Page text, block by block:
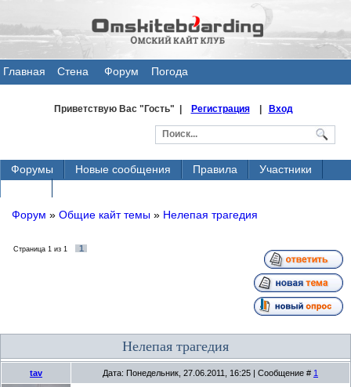
Главная
Стена
Форум Погода
Приветствую Вас"Гость" | Регистрация| Вход
Форумы Новые сообщения Правила
Участники
Форум » Общие кайт темы » Нелепая трагедия
Страница 1 из 1 1
Нелепая трагедия
tav Дата: Понедельник, 27.06.2011, 16:25 | Сообщение # 1